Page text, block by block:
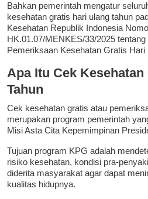
Bahkan pemerintah mengatur
kesehatan gratis hari ulang tahun
Kesehatan Republik Indonesia
HK.01.07/MENKES/33/2025 tentang
Pemeriksaan Kesehatan Gratis Hari
Apa Itu Cek
Tahun
Cek kesehatan gratis atau
merupakan program pemerintah
Misi Asta Cita Kepemimpinan
Tujuan program KPG adalah
risiko kesehatan, kondisi pra-
diderita masyarakat agar dapat
kualitas hidupnya.